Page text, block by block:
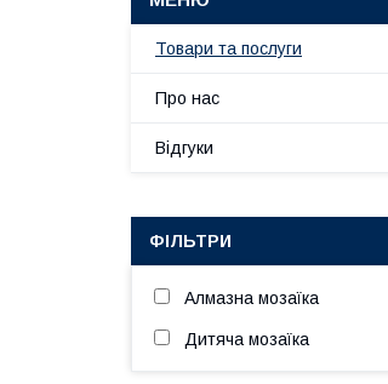
Товари та послуги
Про нас
Відгуки
ФІЛЬТРИ
Алмазна мозаїка
Дитяча мозаїка